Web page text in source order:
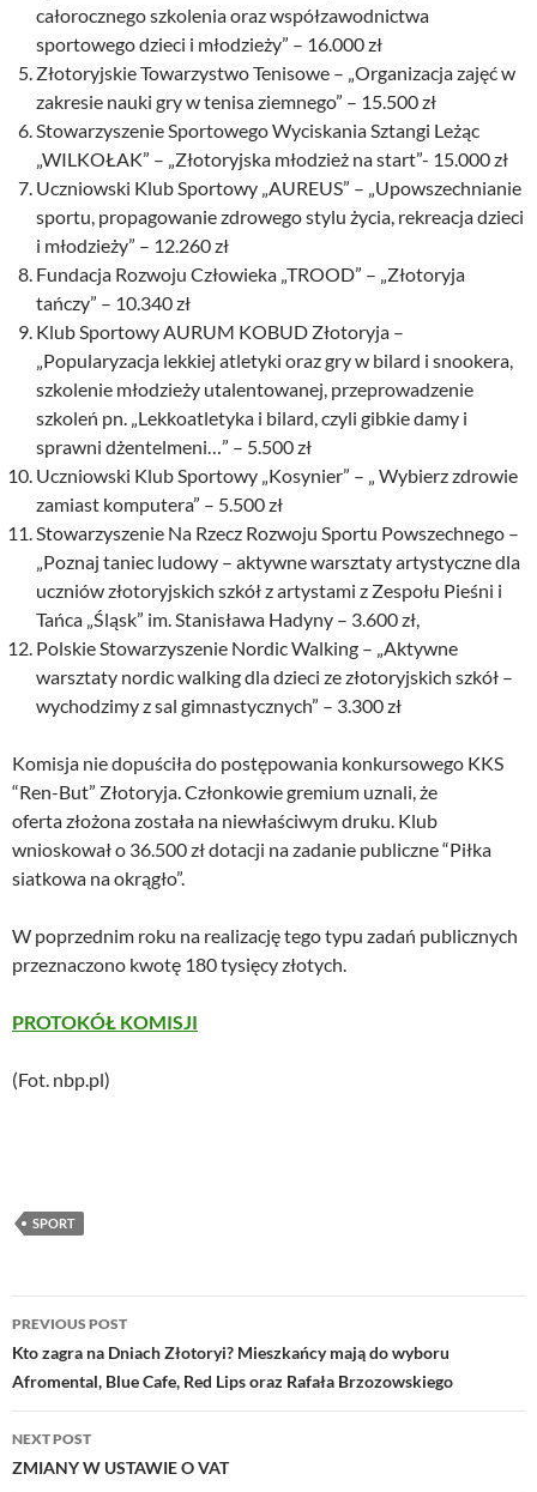
całorocznego szkolenia oraz współzawodnictwa
sportowego dzieci i młodzieży” – 16.000 zł
Złotoryjskie Towarzystwo Tenisowe – „Organizacja zajęć w
zakresie nauki gry w tenisa ziemnego” – 15.500 zł
Stowarzyszenie Sportowego Wyciskania Sztangi Leżąc
„WILKOŁAK” – „Złotoryjska młodzież na start”- 15.000 zł
Uczniowski Klub Sportowy „AUREUS” – „Upowszechnianie
sportu, propagowanie zdrowego stylu życia, rekreacja dzieci
i młodzieży” – 12.260 zł
Fundacja Rozwoju Człowieka „TROOD” – „Złotoryja
tańczy” – 10.340 zł
Klub Sportowy AURUM KOBUD Złotoryja –
„Popularyzacja lekkiej atletyki oraz gry w bilard i snookera,
szkolenie młodzieży utalentowanej, przeprowadzenie
szkoleń pn. „Lekkoatletyka i bilard, czyli gibkie damy i
sprawni dżentelmeni…” – 5.500 zł
Uczniowski Klub Sportowy „Kosynier” – „ Wybierz zdrowie
zamiast komputera” – 5.500 zł
Stowarzyszenie Na Rzecz Rozwoju Sportu Powszechnego –
„Poznaj taniec ludowy – aktywne warsztaty artystyczne dla
uczniów złotoryjskich szkół z artystami z Zespołu Pieśni i
Tańca „Śląsk” im. Stanisława Hadyny – 3.600 zł,
Polskie Stowarzyszenie Nordic Walking – „Aktywne
warsztaty nordic walking dla dzieci ze złotoryjskich szkół –
wychodzimy z sal gimnastycznych” – 3.300 zł
Komisja nie dopuściła do postępowania konkursowego KKS
“Ren-But” Złotoryja. Członkowie gremium uznali, że
oferta złożona została na niewłaściwym druku. Klub
wnioskował o 36.500 zł dotacji na zadanie publiczne “Piłka
siatkowa na okrągło”.
W poprzednim roku na realizację tego typu zadań publicznych
przeznaczono kwotę 180 tysięcy złotych.
PROTOKÓŁ KOMISJI
(Fot. nbp.pl)
SPORT
Post
navigation
PREVIOUS POST
Kto zagra na Dniach Złotoryi? Mieszkańcy mają do wyboru
Afromental, Blue Cafe, Red Lips oraz Rafała Brzozowskiego
NEXT POST
ZMIANY W USTAWIE O VAT